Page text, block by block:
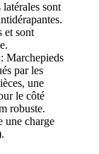
sont
et sont
par les
une
le côté
robuste.
une charge